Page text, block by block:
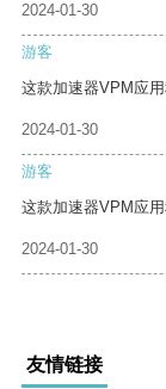
2024-01-30
游客
这款加速器VPM应
2024-01-30
游客
这款加速器VPM应
2024-01-30
友情链接